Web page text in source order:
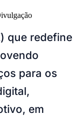
que redefine
para os
em